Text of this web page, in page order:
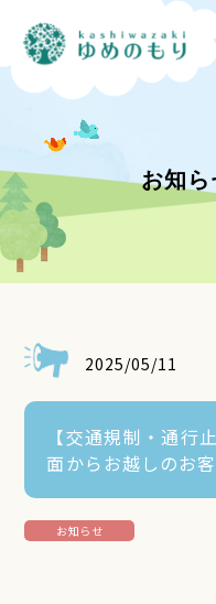
お知
2025/05/11
【交通規制・通行
面からお越しのお
お知らせ